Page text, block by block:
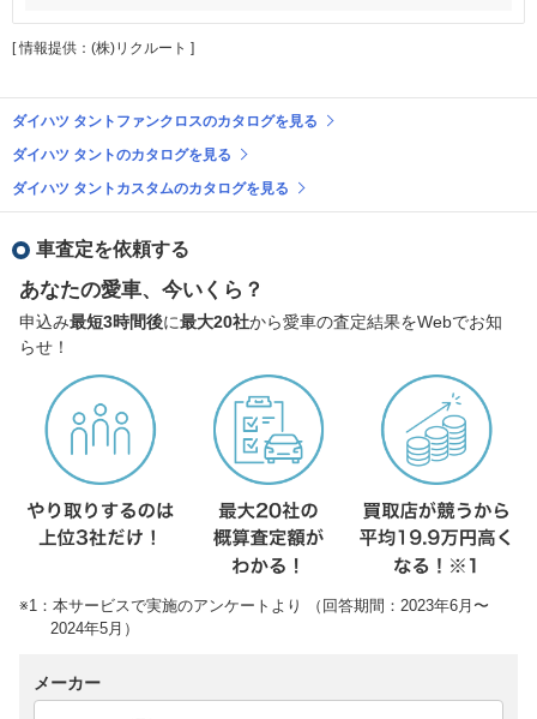
[ 情報提供：(株)リクルート ]
ダイハツ タントファンクロスのカタログを見る
ダイハツ タントのカタログを見る
ダイハツ タントカスタムのカタログを見る
車査定を依頼する
あなたの愛車、今いくら？
申込み最短3時間後に最大20社から愛車の査定結果をWebでお知
らせ！
※1：本サービスで実施のアンケートより （回答期間：2023年6月〜
2024年5月）
メーカー